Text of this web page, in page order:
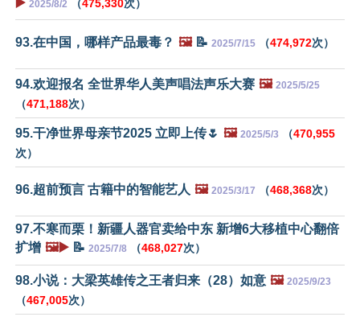
2025/8/2 （475,330次）
93.在中国，哪样产品最毒？ 🖼️📝 2025/7/15 （474,972次）
94.欢迎报名 全世界华人美声唱法声乐大赛 🖼️ 2025/5/25
（471,188次）
95.干净世界母亲节2025 立即上传🌷 🖼️ 2025/5/3 （470,955
次）
96.超前预言 古籍中的智能艺人 🖼️ 2025/3/17 （468,368次）
97.不寒而栗！新疆人器官卖给中东 新增6大移植中心翻倍
扩增 🖼️▶️ 📝 2025/7/8 （468,027次）
98.小说：大梁英雄传之王者归来（28）如意 🖼️ 2025/9/23
（467,005次）